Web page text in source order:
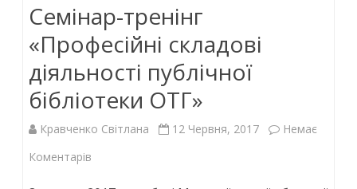
o
k
p
p
n
Cемінар-тренінг
«Професійні складові
діяльності публічної
бібліотеки ОТГ»
Кравченко Світлана 12 Червня, 2017
Немає
Коментарів